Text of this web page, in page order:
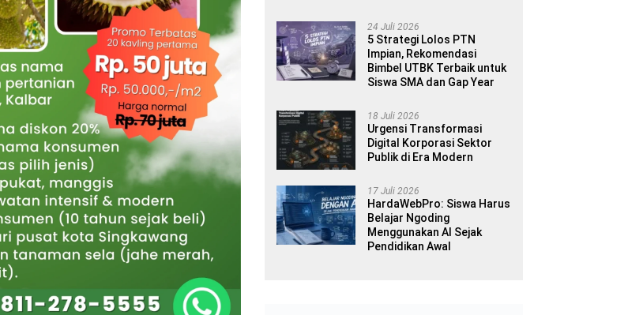
24 Juli 2026
5 Strategi Lolos PTN
Impian, Rekomendasi
Bimbel UTBK Terbaik untuk
Siswa SMA dan Gap Year
18 Juli 2026
Urgensi Transformasi
Digital Korporasi Sektor
Publik di Era Modern
17 Juli 2026
HardaWebPro: Siswa Harus
Belajar Ngoding
Menggunakan AI Sejak
Pendidikan Awal